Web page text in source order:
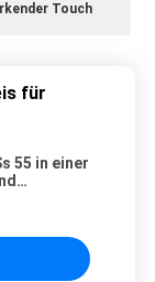
Touch
für
55 in einer